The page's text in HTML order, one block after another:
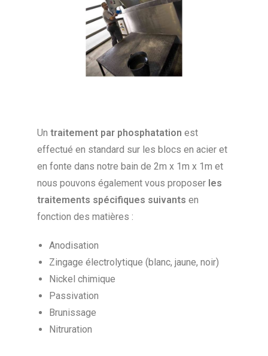
Untraitement par phosphatation est
effectué en standard sur les blocs en acier et
en fonte dans notre bain de 2m x 1m x 1m et
nous pouvons également vous proposer les
traitements spécifiques suivants en
fonction des matières :
Anodisation
Zingage électrolytique (blanc, jaune, noir)
Nickel chimique
Passivation
Brunissage
Nitruration